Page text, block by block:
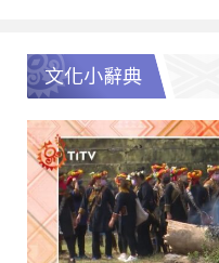
文化小辭典